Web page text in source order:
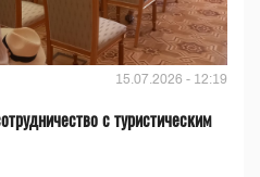
15.07.2026 - 12:19
с туристическим